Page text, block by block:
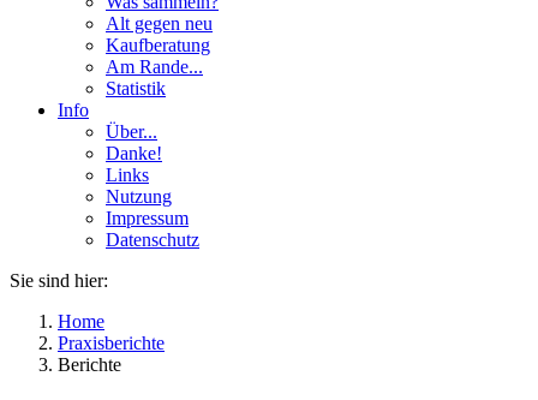
Alt gegen neu
Kaufberatung
Am Rande...
Statistik
Info
Über...
Danke!
Links
Nutzung
Impressum
Datenschutz
Sie sind hier:
Home
Praxisberichte
Berichte